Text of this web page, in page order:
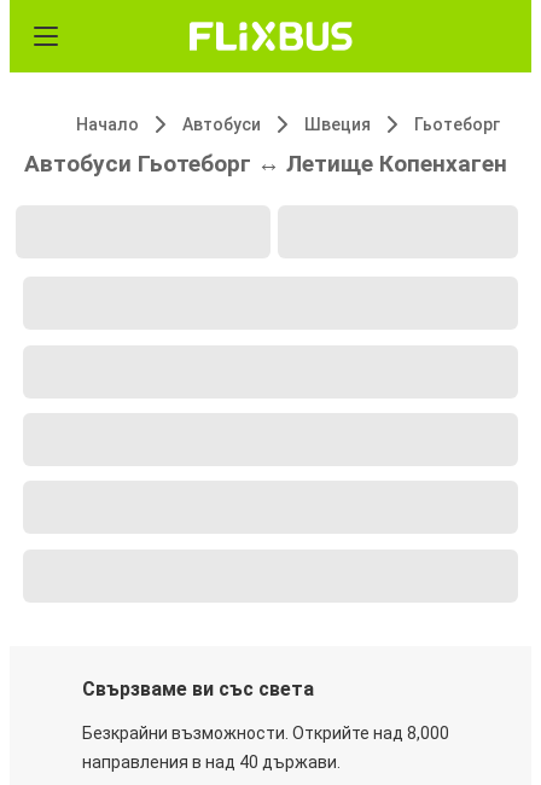
Начало Автобуси Швеция Гьотеборг
Автобуси Гьотеборг ↔ Летище Копенхаген
Свързваме ви със света
Безкрайни възможности. Открийте над 8,000
направления в над 40 държави.